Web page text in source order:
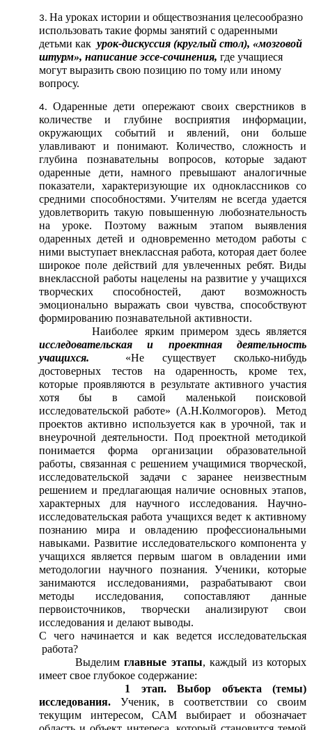
На уроках истории и обществознания целесообразно
использовать такие формы занятий с одаренными
детьми как урок-дискуссия (круглый стол), «мозговой
штурм», написание эссе-сочинения, где учащиеся
могут выразить свою позицию по тому или иному
вопросу.
Одаренные дети опережают своих сверстников в
количестве и глубине восприятия информации,
окружающих событий и явлений, они больше
улавливают и понимают. Количество, сложность и
глубина познавательны вопросов, которые задают
одаренные дети, намного превышают аналогичные
показатели, характеризующие их одноклассников со
средними способностями. Учителям не всегда удается
удовлетворить такую повышенную любознательность
на уроке. Поэтому важным этапом выявления
одаренных детей и одновременно методом работы с
ними выступает внеклассная работа, которая дает более
широкое поле действий для увлеченных ребят. Виды
внеклассной работы нацелены на развитие у учащихся
творческих способностей, дают возможность
эмоционально выражать свои чувства, способствуют
формированию познавательной активности.
Наиболее ярким примером здесь является
исследовательская и проектная деятельность
учащихся. «Не существует сколько-нибудь
достоверных тестов на одаренность, кроме тех,
которые проявляются в результате активного участия
хотя бы в самой маленькой поисковой
исследовательской работе» (А.Н.Колмогоров). Метод
проектов активно используется как в урочной, так и
внеурочной деятельности. Под проектной методикой
понимается форма организации образовательной
работы, связанная с решением учащимися творческой,
исследовательской задачи с заранее неизвестным
решением и предлагающая наличие основных этапов,
характерных для научного исследования. Научно-
исследовательская работа учащихся ведет к активному
познанию мира и овладению профессиональными
навыками. Развитие исследовательского компонента у
учащихся является первым шагом в овладении ими
методологии научного познания. Ученики, которые
занимаются исследованиями, разрабатывают свои
методы исследования, сопоставляют данные
первоисточников, творчески анализируют свои
исследования и делают выводы.
С чего начинается и как ведется исследовательская
работа?
Выделимглавные этапы, каждый из которых
имеет свое глубокое содержание:
1 этап. Выбор объекта (темы)
исследования. Ученик, в соответствии со своим
текущим интересом, САМ выбирает и обозначает